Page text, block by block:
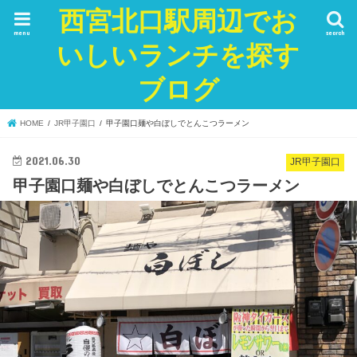
西宮北口駅周辺でお
いしいランチを探す
ブログ
search
menu
HOME JR甲子園口 甲子園口麺や白ぼしでとんこつラーメン
JR甲子園口
2021.06.30
甲子園口麺や白ぼしでとんこつラーメン